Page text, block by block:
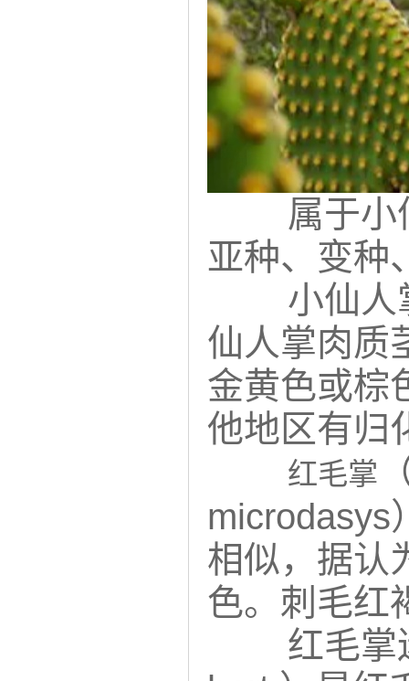
属于小
亚种、变种
小仙人
仙人掌肉质
金黄色或棕
他地区有归
红毛掌
microdasys
相似，据认
色。刺毛红
红毛掌